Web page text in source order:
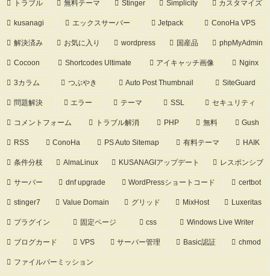
トラブル 無料テーマ Stinger Simplicity カスタマイズ
kusanagi エックスサーバー Jetpack ConoHa VPS
解決済み お気に入り wordpress 国産品 phpMyAdmin
Cocoon Shortcodes Ultimate アイキャッチ画像 Nginx
3カラム つぶやき Auto Post Thumbnail SiteGuard
問題解決 エラー テーマ SSL セキュリティ
コメントフォーム トラブル解消 PHP 無料 Gush
RSS ConoHa PS Auto Sitemap 有料テーマ HAIK
条件分枝 AlmaLinux KUSANAGIアップデート レスポンシブ
サーバー dnf upgrade WordPressショートコード certbot
stinger7 Value Domain グリッド MixHost Luxeritas
プラグイン 固定ページ css Windows Live Writer
ブログカード VPS サーバー管理 Basic認証 chmod
ファイルパーミッション